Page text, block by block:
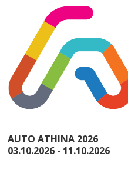
AUTO ATHINA 2026
03.10.2026 - 11.10.2026